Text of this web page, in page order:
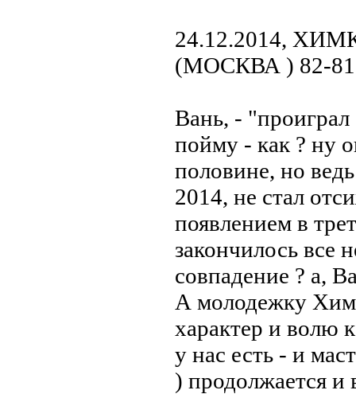
24.12.2014,
(МОСКВА ) 82-81
Вань, - "проиграл
пойму - как ? ну
половине, но
2014, не стал
появлением в
закончилось все
совпадение ? а,
А молодежку
характер и волю
у нас есть - и
) продолжается и